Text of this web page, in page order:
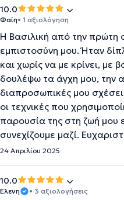
10.0
Φαίη• 1 αξιολόγηση
Η Βασιλική από την πρώτη
εμπιστοσύνη μου. Ήταν
και χωρίς να με κρίνει, με
δουλέψω τα άγχη μου, την
διαπροσωπικές μου
οι τεχνικές που
παρουσία της στη ζωή μου
συνεχίζουμε μαζί.
24 Απριλίου 2025
10.0
Ελενη
• 3 αξιολογήσεις